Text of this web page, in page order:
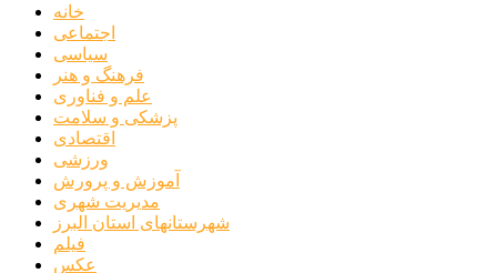
خانه
اجتماعی
سیاسی
فرهنگ و هنر
علم و فناوری
پزشکی و سلامت
اقتصادی
ورزشی
آموزش و پرورش
مدیریت شهری
شهرستانهای استان البرز
فیلم
عکس